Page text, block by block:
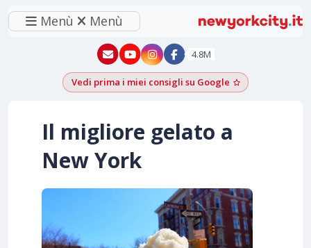
Menù Menù
New York - YouTube
New York - Instagram
4.8M
Vedi prima i miei consigli su Google Aggiungi
Il migliore gelato a
New York